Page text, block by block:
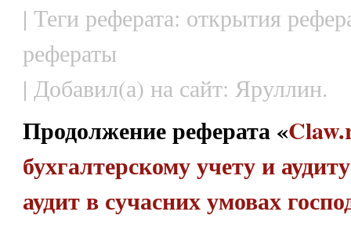
| Теги реферата: открытия
рефераты
| Добавил(а) на сайт: Яруллин.
Продолжение реферата «
бухгалтерскому учету и
аудит в сучасних умовах